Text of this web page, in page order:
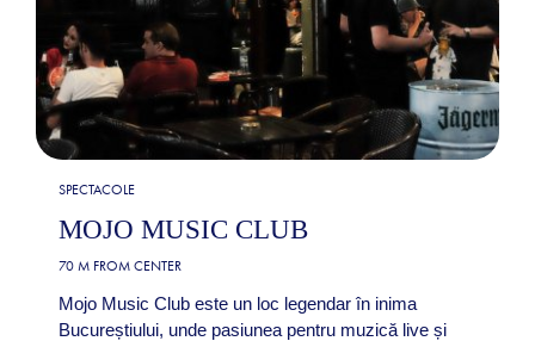
SPECTACOLE
MOJO MUSIC CLUB
70 M FROM CENTER
Mojo Music Club este un loc legendar în inima
Bucureștiului, unde pasiunea pentru muzică live și